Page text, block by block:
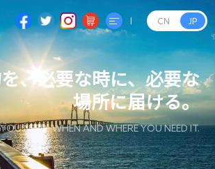
CN JP
、必要な時に、必要な
場所に届ける。
NEED, WHEN AND WHERE YOU NEED IT.